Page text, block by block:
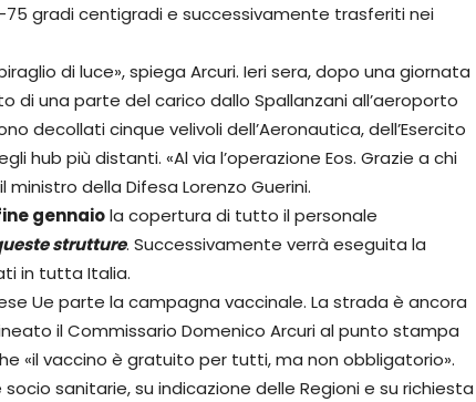
gradi centigradi e successivamente trasferiti nei
di luce», spiega Arcuri. Ieri sera, dopo una giornata
una parte del carico dallo Spallanzani all’aeroporto
decollati cinque velivoli dell’Aeronautica, dell’Esercito
hub più distanti. «Al via l’operazione Eos. Grazie a chi
della Difesa Lorenzo Guerini.
gennaiola copertura di tutto il personale
strutture. Successivamente verrà eseguita la
in tutta Italia.
Ue parte la campagna vaccinale. La strada è ancora
il Commissario Domenico Arcuri al punto stampa
«il vaccino è gratuito per tutti, ma non obbligatorio».
sanitarie, su indicazione delle Regioni e su richiesta